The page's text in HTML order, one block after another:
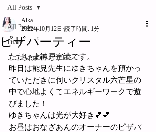
All Posts
Diary
こころねのみちサロン
All Posts
ピザパーティー
Aika
2022年10月12日 読了時間: 1分
ただいま神戸空港です。
昨日は能見先生にゆきちゃんを預かっ
ていただきに伺いクリスタル六芒星の
中で心地よくてエネルギーワークで遊
びました！
ゆきちゃんは光が大好き💕💕
お昼はおなざあんのオーナーのピザパ